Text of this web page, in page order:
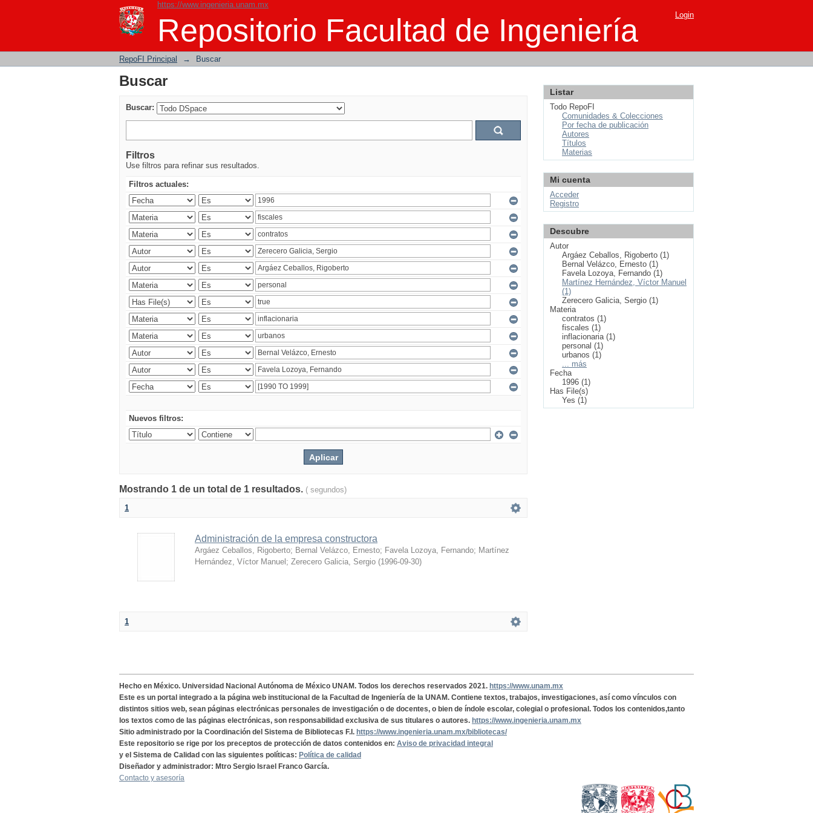
https://www.ingenieria.unam.mx
Repositorio Facultad de Ingeniería
Buscar Login
RepoFI Principal → Buscar
Buscar
Buscar:
Filtros
Use filtros para refinar sus resultados.
Filtros actuales:
Nuevos filtros:
Mostrando 1 de un total de 1 resultados. ( segundos)
1
Administración de la empresa constructora
Argáez Ceballos, Rigoberto; Bernal Velázco, Ernesto; Favela Lozoya, Fernando; Martínez
Hernández, Víctor Manuel ; Zerecero Galicia, Sergio (1996-09-30)
1
Listar
Todo RepoFI
Comunidades & Colecciones
Por fecha de publicación
Autores
Títulos
Materias
Mi cuenta
Acceder
Registro
Descubre
Autor
Argáez Ceballos, Rigoberto (1)
Bernal Velázco, Ernesto (1)
Favela Lozoya, Fernando (1)
Martínez Hernández, Víctor Manuel
(1)
Zerecero Galicia, Sergio (1)
Materia
contratos (1)
fiscales (1)
inflacionaria (1)
personal (1)
urbanos (1)
... más
Fecha
1996 (1)
Has File(s)
Yes (1)
Hecho en México. Universidad Nacional Autónoma de México UNAM. Todos los derechos reservados 2021. https://www.unam.mx
Este es un portal integrado a la página web institucional de la Facultad de Ingeniería de la UNAM. Contiene textos, trabajos, investigaciones, así como vínculos con
distintos sitios web, sean páginas electrónicas personales de investigación o de docentes, o bien de índole escolar, colegial o profesional. Todos los contenidos,tanto
los textos como de las páginas electrónicas, son responsabilidad exclusiva de sus titulares o autores. https://www.ingenieria.unam.mx
Sitio administrado por la Coordinación del Sistema de Bibliotecas F.I. https://www.ingenieria.unam.mx/bibliotecas/
Este repositorio se rige por los preceptos de protección de datos contenidos en: Aviso de privacidad integral
y el Sistema de Calidad con las siguientes políticas: Política de calidad
Diseñador y administrador: Mtro Sergio Israel Franco García.
Contacto y asesoría